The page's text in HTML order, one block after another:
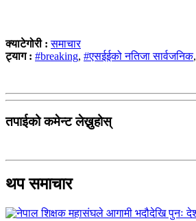
क्याटेगोरी :समाचार
ट्याग : #breaking, #एसईईको नतिजा सार्वजनिक,
तपाईको कमेन्ट लेख्नुहोस्
थप समाचार